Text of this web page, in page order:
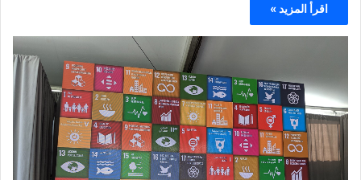
اقرأ المزيد »